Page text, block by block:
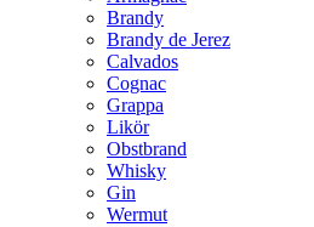
Brandy
Brandy de Jerez
Calvados
Cognac
Grappa
Likör
Obstbrand
Whisky
Gin
Wermut